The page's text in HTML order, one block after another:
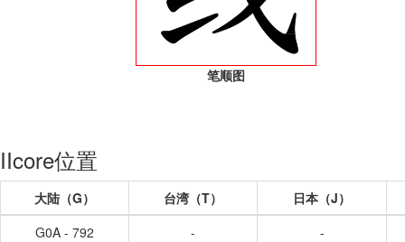
笔顺图
IIcore位置
大陆（G） 台湾（T）
日本（J）
G0A - 792
- -